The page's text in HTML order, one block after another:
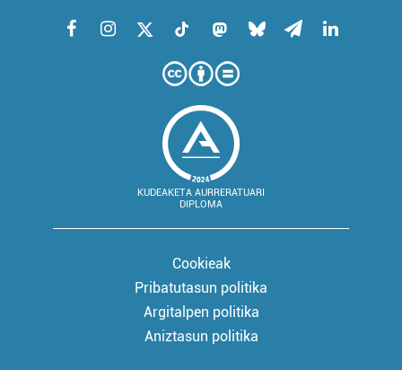
KUDEAKETA AURRERATUARI
DIPLOMA
Cookieak
Pribatutasun politika
Argitalpen politika
Aniztasun politika